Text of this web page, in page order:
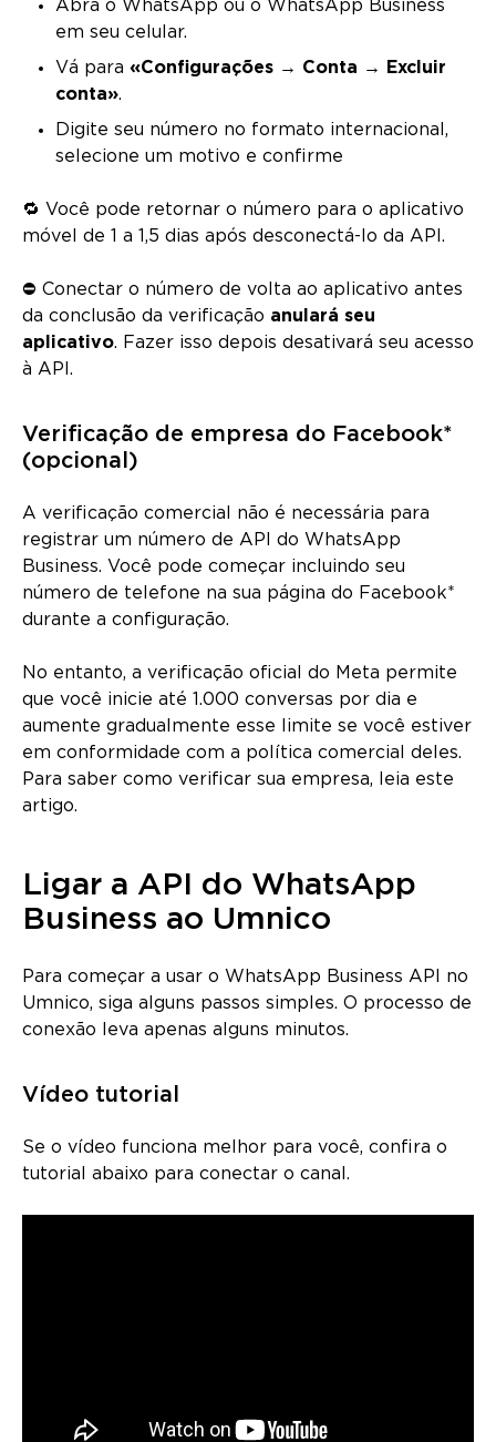
Abra o WhatsApp ou o WhatsApp Business
em seu celular.
Vá para «Configurações → Conta → Excluir
conta».
Digite seu número no formato internacional,
selecione um motivo e confirme
🔁 Você pode retornar o número para o aplicativo
móvel de 1 a 1,5 dias após desconectá-lo da API.
⛔ Conectar o número de volta ao aplicativo antes
da conclusão da verificação anulará seu
aplicativo. Fazer isso depois desativará seu acesso
à API.
Verificação de empresa do Facebook*
(opcional)
A verificação comercial não é necessária para
registrar um número de API do WhatsApp
Business. Você pode começar incluindo seu
número de telefone na sua página do Facebook*
durante a configuração.
No entanto, a verificação oficial do Meta permite
que você inicie até 1.000 conversas por dia e
aumente gradualmente esse limite se você estiver
em conformidade com a política comercial deles.
Para saber como verificar sua empresa, leia este
artigo.
Ligar a API do WhatsApp
Business ao Umnico
Para começar a usar o WhatsApp Business API no
Umnico, siga alguns passos simples. O processo de
conexão leva apenas alguns minutos.
Vídeo tutorial
Se o vídeo funciona melhor para você, confira o
tutorial abaixo para conectar o canal.